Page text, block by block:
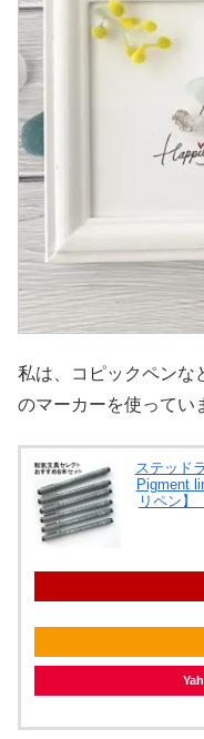
私は、コピックペンな
のマーカーを使ってい
ステッド
Pigment
リペン】